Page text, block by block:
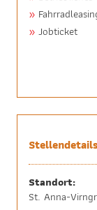
Jobticket
Stellendetails
Standort:
St. Anna-